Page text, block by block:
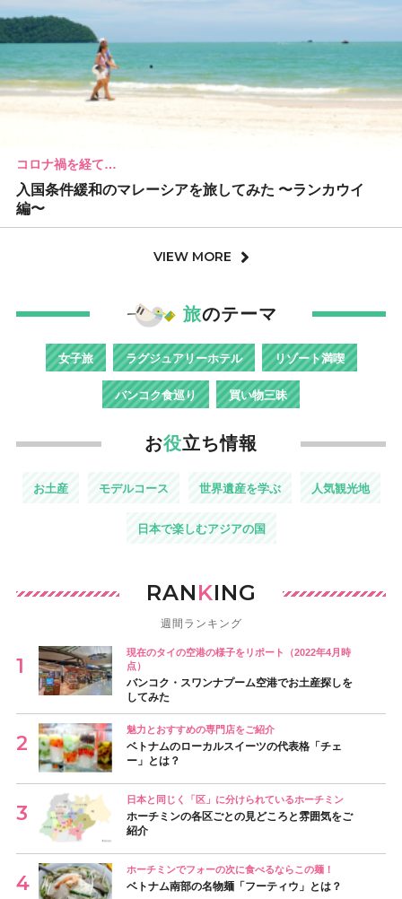
コロナ禍を経て…
入国条件緩和のマレーシアを旅してみた 〜ランカウイ
編〜
VIEW MORE
旅のテーマ
女子旅 ラグジュアリーホテル リゾート満喫
バンコク食巡り 買い物三昧
お役立ち情報
お土産 モデルコース 世界遺産を学ぶ 人気観光地
日本で楽しむアジアの国
RANKING
週間ランキング
現在のタイの空港の様子をリポート（2022年4月時
点）
バンコク・スワンナプーム空港でお土産探しを
してみた
魅力とおすすめの専門店をご紹介
ベトナムのローカルスイーツの代表格「チェ
ー」とは？
日本と同じく「区」に分けられているホーチミン
ホーチミンの各区ごとの見どころと雰囲気をご
紹介
ホーチミンでフォーの次に食べるならこの麺！
ベトナム南部の名物麺「フーティウ」とは？